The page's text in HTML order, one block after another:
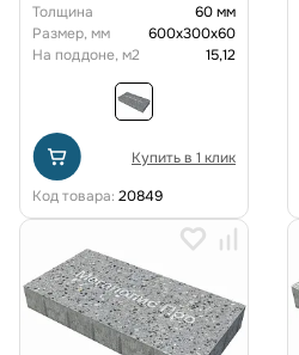
Толщина
60 мм
Размер, мм
600х300х60
На поддоне, м2
15,12
Купить в 1 клик
Код товара: 20849